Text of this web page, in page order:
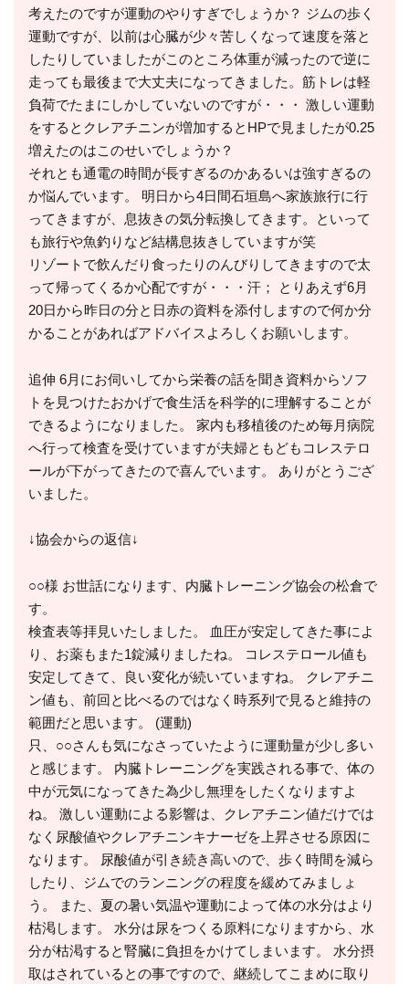
考えたのですが運動のやりすぎでしょうか？ ジムの歩く
運動ですが、以前は心臓が少々苦しくなって速度を落と
したりしていましたがこのところ体重が減ったので逆に
走っても最後まで大丈夫になってきました。筋トレは軽
負荷でたまにしかしていないのですが・・・ 激しい運動
をするとクレアチニンが増加するとHPで見ましたが0.25
増えたのはこのせいでしょうか？
それとも通電の時間が長すぎるのかあるいは強すぎるの
か悩んでいます。 明日から4日間石垣島へ家族旅行に行
ってきますが、息抜きの気分転換してきます。といって
も旅行や魚釣りなど結構息抜きしていますが笑
リゾートで飲んだり食ったりのんびりしてきますので太
って帰ってくるか心配ですが・・・汗； とりあえず6月
20日から昨日の分と日赤の資料を添付しますので何か分
かることがあればアドバイスよろしくお願いします。
追伸 6月にお伺いしてから栄養の話を聞き資料からソフ
トを見つけたおかげで食生活を科学的に理解することが
できるようになりました。 家内も移植後のため毎月病院
へ行って検査を受けていますが夫婦ともどもコレステロ
ールが下がってきたので喜んでいます。 ありがとうござ
いました。
↓協会からの返信↓
○○様 お世話になります、内臓トレーニング協会の松倉で
す。
検査表等拝見いたしました。 血圧が安定してきた事によ
り、お薬もまた1錠減りましたね。 コレステロール値も
安定してきて、良い変化が続いていますね。 クレアチニ
ン値も、前回と比べるのではなく時系列で見ると維持の
範囲だと思います。 (運動)
只、○○さんも気になさっていたように運動量が少し多い
と感じます。 内臓トレーニングを実践される事で、体の
中が元気になってきた為少し無理をしたくなりますよ
ね。 激しい運動による影響は、クレアチニン値だけでは
なく尿酸値やクレアチニンキナーゼを上昇させる原因に
なります。 尿酸値が引き続き高いので、歩く時間を減ら
したり、ジムでのランニングの程度を緩めてみましょ
う。 また、夏の暑い気温や運動によって体の水分はより
枯渇します。 水分は尿をつくる原料になりますから、水
分が枯渇すると腎臓に負担をかけてしまいます。 水分摂
取はされているとの事ですので、継続してこまめに取り